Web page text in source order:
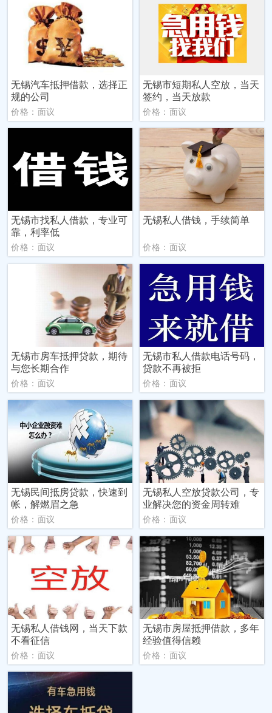
无锡汽车抵押借款，选择正
规的公司
价格：面议
无锡市短期私人空放，当天
签约，当天放款
价格：面议
无锡市找私人借款，专业可
靠，利率低
价格：面议
无锡私人借钱，手续简单
价格：面议
无锡市房车抵押贷款，期待
与您长期合作
价格：面议
无锡市私人借款电话号码，
贷款不再被拒
价格：面议
无锡民间抵房贷款，快速到
帐，解燃眉之急
价格：面议
无锡私人空放贷款公司，专
业解决您的资金周转难
价格：面议
无锡私人借钱网，当天下款
不看征信
价格：面议
无锡市房屋抵押借款，多年
经验值得信赖
价格：面议